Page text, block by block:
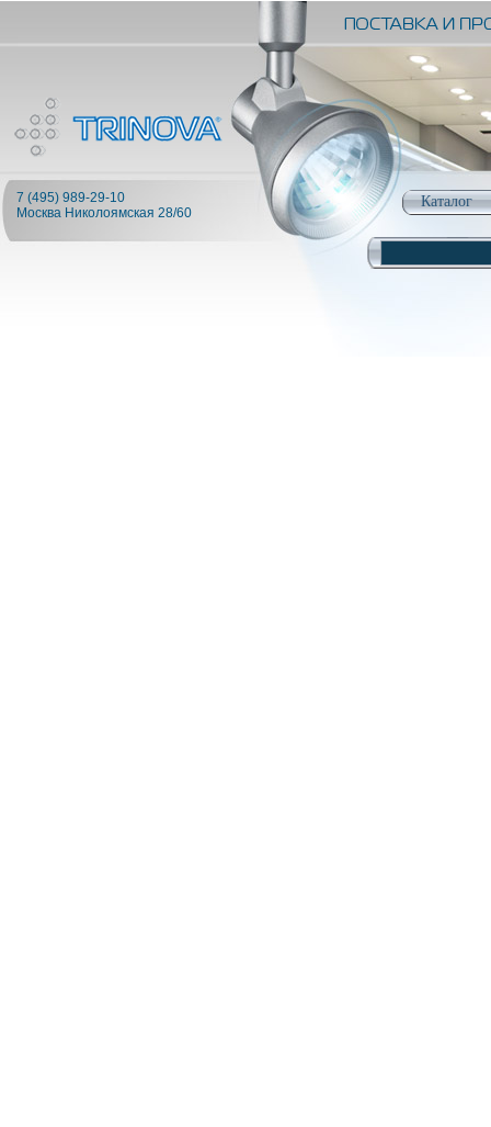
7 (495) 989-29-10
Москва Николоямская 28/60
Каталог